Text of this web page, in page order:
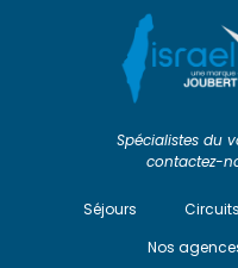
Spécialistes du
contactez-
Séjours Circuits
Nos